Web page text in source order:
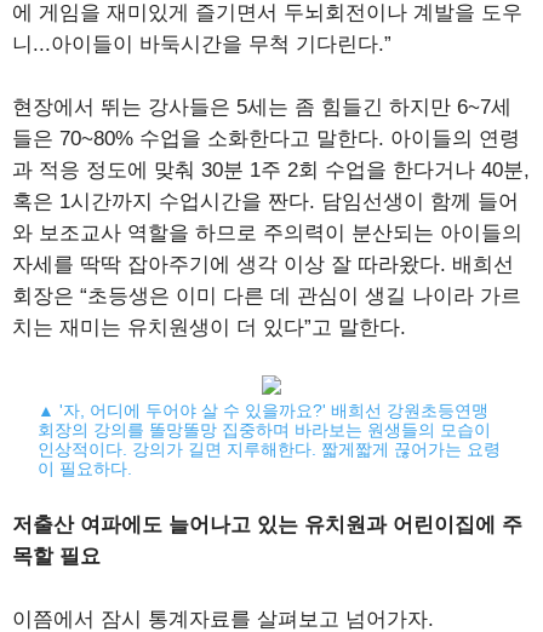
에 게임을 재미있게 즐기면서 두뇌회전이나 계발을 도우
니...아이들이 바둑시간을 무척 기다린다.”
현장에서 뛰는 강사들은 5세는 좀 힘들긴 하지만 6~7세
들은 70~80% 수업을 소화한다고 말한다. 아이들의 연령
과 적응 정도에 맞춰 30분 1주 2회 수업을 한다거나 40분,
혹은 1시간까지 수업시간을 짠다. 담임선생이 함께 들어
와 보조교사 역할을 하므로 주의력이 분산되는 아이들의
자세를 딱딱 잡아주기에 생각 이상 잘 따라왔다. 배희선
회장은 “초등생은 이미 다른 데 관심이 생길 나이라 가르
치는 재미는 유치원생이 더 있다”고 말한다.
▲ '자, 어디에 두어야 살 수 있을까요?' 배희선 강원초등연맹
회장의 강의를 똘망똘망 집중하며 바라보는 원생들의 모습이
인상적이다. 강의가 길면 지루해한다. 짧게짧게 끊어가는 요령
이 필요하다.
저출산 여파에도 늘어나고 있는 유치원과 어린이집에 주
목할 필요
이쯤에서 잠시 통계자료를 살펴보고 넘어가자.